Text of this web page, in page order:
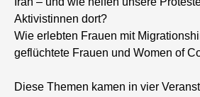
Aktivistinnen dort?
Wie erlebten Frauen mit
geflüchtete Frauen und Women of
Diese Themen kamen in vier